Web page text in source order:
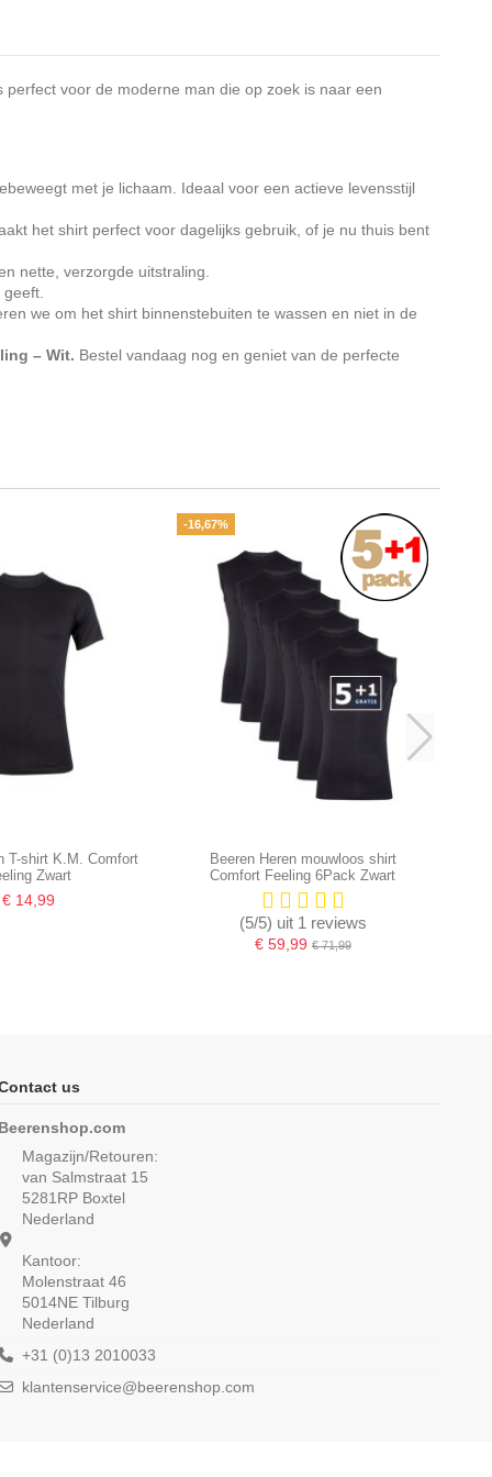
perfect voor de moderne man die op zoek is naar een
met je lichaam. Ideaal voor een actieve levensstijl
het shirt perfect voor dagelijks gebruik, of je nu thuis bent
nette, verzorgde uitstraling.
geeft.
we om het shirt binnenstebuiten te wassen en niet in de
– Wit. Bestel vandaag nog en geniet van de perfecte
T-shirt K.M. Comfort
Zwart
€ 14,99
-16,67%
Beeren Heren mouwloos shirt
Comfort Feeling 6Pack Zwart
(5/5) uit 1 reviews
€ 59,99 € 71,99
us
Beerenshop.com
Magazijn/Retouren:
van Salmstraat 15
5281RP Boxtel
Nederland
Kantoor:
Molenstraat 46
5014NE Tilburg
Nederland
+31 (0)13 2010033
klantenservice@beerenshop.com